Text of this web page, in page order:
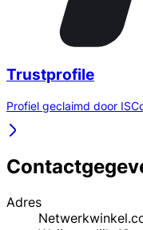
Trustprofile
Profiel geclaimd door
Adres